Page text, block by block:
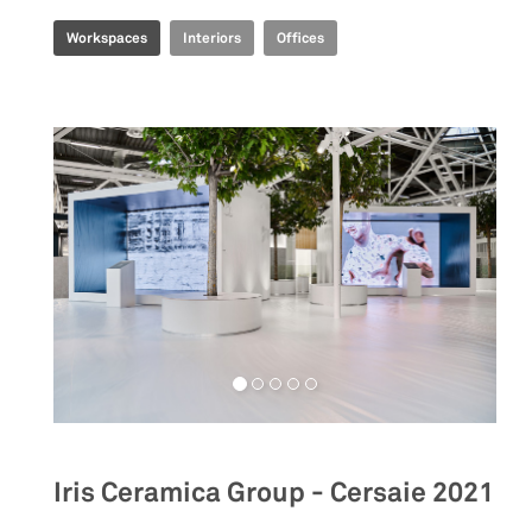
Workspaces Interiors Offices
Iris Ceramica Group - Cersaie 2021